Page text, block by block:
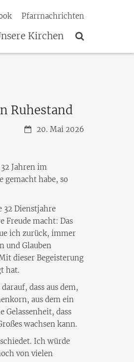
Pfarrnachrichten
Kirchen
Ruhestand
Datum:20. Mai 2026
Jahren im
gemacht habe, so
32 Dienstjahre
Freude macht: Das
ich zurück, immer
und Glauben
dieser Begeisterung
hat.
dass aus dem,
aus dem ein
dass
wachsen kann.
Ich würde
von vielen